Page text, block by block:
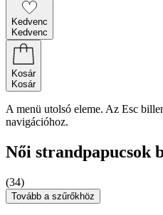
Kedvenc
Kedvenc
Kosár
Kosár
A menü utolsó eleme. Az Esc
navigációhoz.
Női strandpapucsok
(34)
Tovább a szűrőkhöz